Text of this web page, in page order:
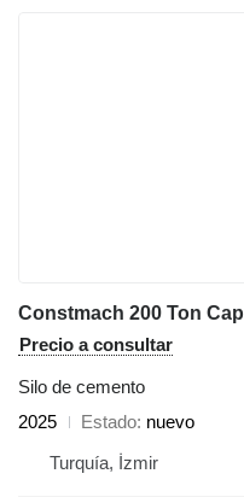
Constmach 200 Ton
Precio a consultar
Silo de cemento
2025
Estado nuevo
Turquía, İzmir